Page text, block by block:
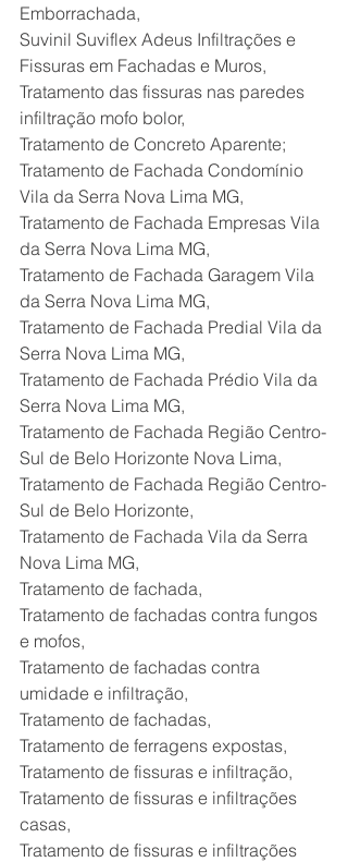
Emborrachada,
Suvinil Suviflex Adeus Infiltrações e
Fissuras em Fachadas e Muros,
Tratamento das fissuras nas paredes
infiltração mofo bolor,
Tratamento de Concreto Aparente;
Tratamento de Fachada Condomínio
Vila da Serra Nova Lima MG,
Tratamento de Fachada Empresas Vila
da Serra Nova Lima MG,
Tratamento de Fachada Garagem Vila
da Serra Nova Lima MG,
Tratamento de Fachada Predial Vila da
Serra Nova Lima MG,
Tratamento de Fachada Prédio Vila da
Serra Nova Lima MG,
Tratamento de Fachada Região Centro-
Sul de Belo Horizonte Nova Lima,
Tratamento de Fachada Região Centro-
Sul de Belo Horizonte,
Tratamento de Fachada Vila da Serra
Nova Lima MG,
Tratamento de fachada,
Tratamento de fachadas contra fungos
e mofos,
Tratamento de fachadas contra
umidade e infiltração,
Tratamento de fachadas,
Tratamento de ferragens expostas,
Tratamento de fissuras e infiltração,
Tratamento de fissuras e infiltrações
casas,
Tratamento de fissuras e infiltrações